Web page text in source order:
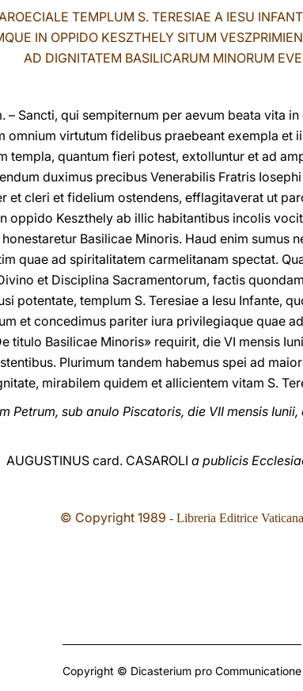
TEMPLUM S. TERESIAE A IESU
IN OPPIDO KESZTHELY SITUM
AD DIGNITATEM BASILICARUM MINORUM
– Sancti, qui sempiternum per aevum beata vita
omnium virtutum fidelibus praebeant exempla et
templa, quantum fieri potest, extolluntur et ad
duximus precibus Venerabilis Fratris
et cleri et fidelium ostendens, efflagitaverat ut
oppido Keszthely ab illic habitantibus incolis
Basilicae Minoris. Haud enim sumus
quae ad spiritalitatem carmelitanam spectat.
et Disciplina Sacramentorum, factis
potentate, templum S. Teresiae a Iesu Infante,
et concedimus pariter iura privilegiaque quae
titulo Basilicae Minoris» requirit, die VI mensis
Plurimum tandem habemus spei ad
mirabilem quidem et allicientem vitam S.
Petrum, sub anulo Piscatoris, die VII mensis
AUGUSTINUS card. CASAROLI a publicis
© Copyright 1989 - Libreria Editrice Vaticana
Copyright © Dicasterium pro Communicatione